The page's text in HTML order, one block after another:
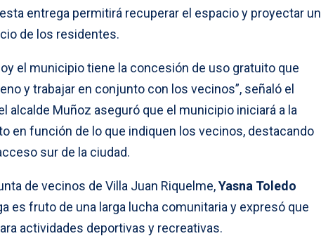
entrega permitirá recuperar el espacio y proyectar un
de los residentes.
el municipio tiene la concesión de uso gratuito que
y trabajar en conjunto con los vecinos”, señaló el
alcalde Muñoz aseguró que el municipio iniciará a la
en función de lo que indiquen los vecinos, destacando
sur de la ciudad.
de vecinos de Villa Juan Riquelme,Yasna Toledo
es fruto de una larga lucha comunitaria y expresó que
actividades deportivas y recreativas.